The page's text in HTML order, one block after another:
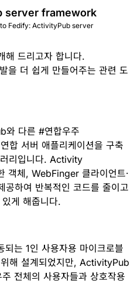
server framework
Fedify: ActivityPub server
해 드리고자 합니다.
을 더 쉽게 만들어주는 관련 도
와 다른 #연합우주
합 서버 애플리케이션을 구축
리입니다. Activity
객체 , WebFinger 클라이언트·
하여 반복적인 코드를 줄이고
게 해줍니다.
는 1인 사용자용 마이크로블
해 설계되었지만, ActivityPub
전체의 사용자들과 상호작용